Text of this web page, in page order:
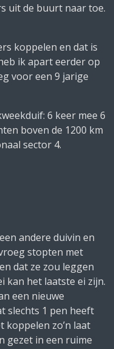
uit de buurt naar toe.
koppelen en dat is
ik apart eerder op
voor een 9 jarige
6 keer mee 6
boven de 1200 km
sector 4.
andere duivin en
stopten met
dat ze zou leggen
kan het laatste ei zijn.
een nieuwe
slechts 1 pen heeft
koppelen zo’n laat
gezet in een ruime